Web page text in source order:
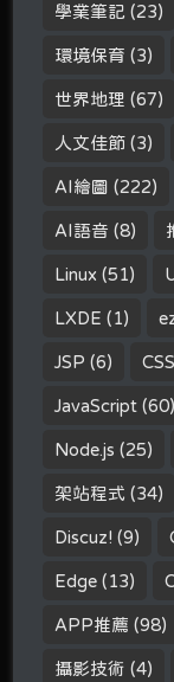
學業筆記 (23)
環境保育 (3)
世界地理 (67)
人文佳節 (3)
AI繪圖 (222)
AI語音 (8)
Linux (51)
LXDE (1)
JSP (6) CSS
JavaScript (60)
Node.js (25)
架站程式 (34)
Discuz! (9)
Edge (13)
APP推薦 (98)
攝影技術 (4)